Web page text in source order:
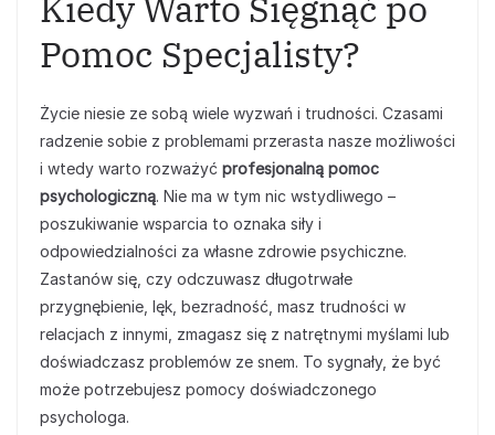
Pomoc Specjalisty?
Życie niesie ze sobą wiele wyzwań i trudności. Czasami
radzenie sobie z problemami przerasta nasze możliwości
i wtedy warto rozważyć profesjonalną pomoc
psychologiczną. Nie ma w tym nic wstydliwego –
poszukiwanie wsparcia to oznaka siły i
odpowiedzialności za własne zdrowie psychiczne.
Zastanów się, czy odczuwasz długotrwałe
przygnębienie, lęk, bezradność, masz trudności w
relacjach z innymi, zmagasz się z natrętnymi myślami lub
doświadczasz problemów ze snem. To sygnały, że być
może potrzebujesz pomocy doświadczonego
psychologa.